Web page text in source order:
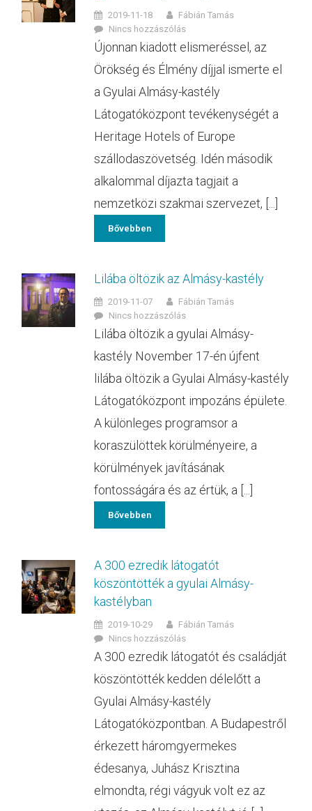
2019-11-18
Fábián Tamás
Nincs hozzászólás
Újonnan kiadott elismeréssel, az
Örökség és Élmény díjjal ismerte el
a Gyulai Almásy-kastély
Látogatóközpont tevékenységét a
Heritage Hotels of Europe
szállodaszövetség. Idén második
alkalommal díjazta tagjait a
nemzetközi szakmai szervezet, [...]
Bővebben
Lilába öltözik az Almásy-kastély
2019-11-07
Fábián Tamás
Nincs hozzászólás
Lilába öltözik a gyulai Almásy-
kastély November 17-én újfent
lilába öltözik a Gyulai Almásy-kastély
Látogatóközpont impozáns épülete.
A különleges programsor a
koraszülöttek körülményeire, a
körülmények javításának
fontosságára és az értük, a [...]
Bővebben
A 300 ezredik látogatót
köszöntötték a gyulai Almásy-
kastélyban
2019-10-29
Fábián Tamás
Nincs hozzászólás
A 300 ezredik látogatót és családját
köszöntötték kedden délelőtt a
Gyulai Almásy-kastély
Látogatóközpontban. A Budapestről
érkezett háromgyermekes
édesanya, Juhász Krisztina
elmondta, régi vágyuk volt ez az